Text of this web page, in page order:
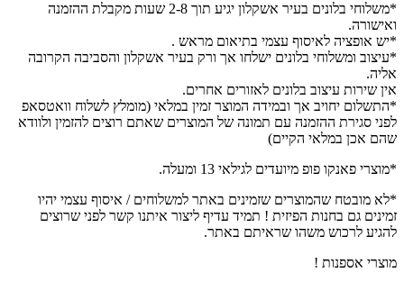
*משלוחי בלונים בעיר אשקלון יגיע תוך 2-8 שעות מקבלת ההזמנה
ואישורה.
*יש אופציה לאיסוף עצמי בתיאום מראש .
*עיצוב ומשלוחי בלונים ישלחו אך ורק בעיר אשקלון והסביבה הקרובה
אליה.
אין שירות עיצוב בלונים לאזורים אחרים.
*התשלום יחויב אך ובמידה המוצר זמין במלאי (מומלץ לשלוח וואטסאפ
לפני סגירת ההזמנה עם תמונה של המוצרים שאתם רוצים להזמין ולוודא
שהם אכן במלאי הקיים)
*מוצרי פאנקו פופ מיועדים לגילאי 13 ומעלה.
*לא מובטח שהמוצרים שזמינים באתר למשלוחים / איסוף עצמי יהיו
זמינים גם בחנות הפיזית ! תמיד עדיף ליצור איתנו קשר לפני שרוצים
להגיע לרכוש משהו שראיתם באתר.
מוצרי אספנות !